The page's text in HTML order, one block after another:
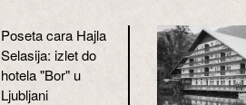
Poseta cara Hajla
Selasija: izlet do
hotela "Bor" u
Ljubljani